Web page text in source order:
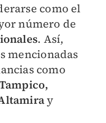
como el
número de
. Así,
mencionadas
como
y